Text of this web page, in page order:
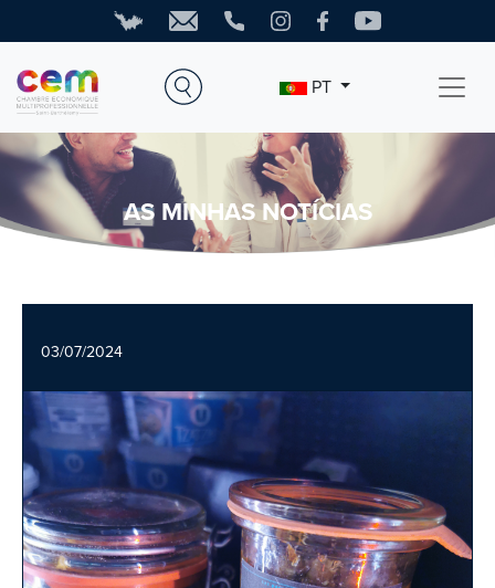
PT
AS MINHAS NOTÍCIAS
03/07/2024